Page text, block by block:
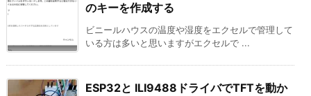
のキーを作成する
ビニールハウスの温度や湿度をエクセルで管理して
いる方は多いと思いますがエクセルで ...
ESP32と ILI9488ドライバでTFTを動か